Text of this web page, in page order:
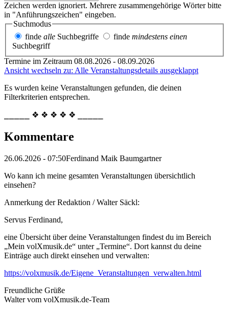
Zeichen werden ignoriert. Mehrere zusammengehörige Wörter bitte
in "Anführungszeichen" eingeben.
Suchmodus
finde alle Suchbegriffe finde mindestens einen
Suchbegriff
Termine im Zeitraum 08.08.2026 - 08.09.2026
Ansicht wechseln zu: Alle Veranstaltungsdetails ausgeklappt
Es wurden keine Veranstaltungen gefunden, die deinen
Filterkriterien entsprechen.
⎯⎯⎯⎯⎯ ❖ ❖ ❖ ❖ ❖ ⎯⎯⎯⎯⎯
Kommentare
26.06.2026 - 07:50Ferdinand Maik Baumgartner
Wo kann ich meine gesamten Veranstaltungen übersichtlich
einsehen?
Anmerkung der Redaktion /Walter Säckl:
Servus Ferdinand,
eine Übersicht über deine Veranstaltungen findest du im Bereich
„Mein volXmusik.de“ unter „Termine“. Dort kannst du deine
Einträge auch direkt einsehen und verwalten:
https://volxmusik.de/Eigene_Veranstaltungen_verwalten.html
Freundliche Grüße
Walter vom volXmusik.de-Team